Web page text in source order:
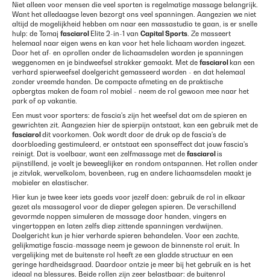
Niet alleen voor mensen die veel sporten is regelmatige massage belangrijk.
Want het alledaagse leven bezorgt ons veel spanningen. Aangezien we niet
altijd de mogelijkheid hebben om naar een massastudio te gaan, is er snelle
hulp: de Tomaj fasciarol Elite 2-in-1 van Capital Sports. Ze masseert
helemaal naar eigen wens en kan voor het hele lichaam worden ingezet.
Door het af- en oprollen onder de lichaamsdelen worden je spanningen
weggenomen en je bindweefsel strakker gemaakt. Met de fasciarol kan een
verhard spierweefsel doelgericht gemasseerd worden - en dat helemaal
zonder vreemde handen. De compacte afmeting en de praktische
opbergtas maken de foam rol mobiel - neem de rol gewoon mee naar het
park of op vakantie.
Een must voor sporters: de fascia's zijn het weefsel dat om de spieren en
gewrichten zit. Aangezien hier de spierpijn ontstaat, kan een gebruik met de
fasciarol dit voorkomen. Ook wordt door de druk op de fascia's de
doorbloeding gestimuleerd, er ontstaat een sponseffect dat jouw fascia's
reinigt. Dat is voelbaar, want een zelfmassage met de fasciarol is
pijnstillend, je voelt je beweeglijker en rondom ontspannen. Het rollen onder
je zitvlak, wervelkolom, bovenbeen, rug en andere lichaamsdelen maakt je
mobieler en elastischer.
Hier kun je twee keer iets goeds voor jezelf doen: gebruik de rol in elkaar
gezet als massagerol voor de dieper gelegen spieren. De verschillend
gevormde noppen simuleren de massage door handen, vingers en
vingertoppen en laten zelfs diep zittende spanningen verdwijnen.
Doelgericht kun je hier verharde spieren behandelen. Voor een zachte,
gelijkmatige fascia-massage neem je gewoon de binnenste rol eruit. In
vergelijking met de buitenste rol heeft ze een gladde structuur en een
geringe hardheidsgraad. Daardoor ontzie je meer bij het gebruik en is het
ideaal na blessures. Beide rollen zijn zeer belastbaar: de buitenrol